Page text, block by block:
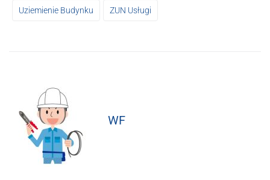
Uziemienie Budynku ZUN Usługi
WF